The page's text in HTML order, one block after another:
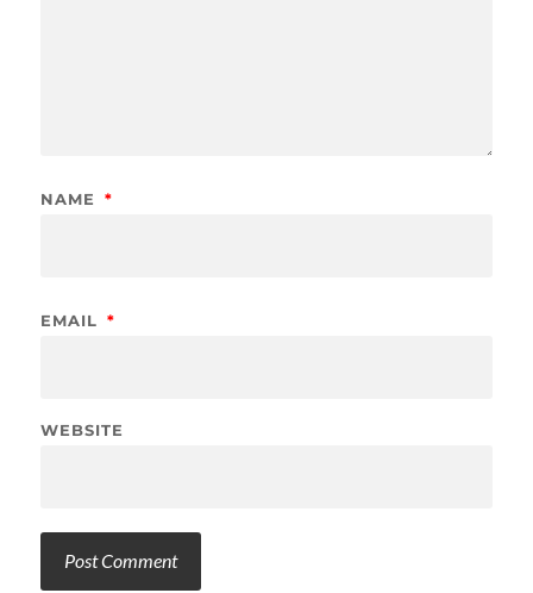
NAME *
EMAIL *
WEBSITE